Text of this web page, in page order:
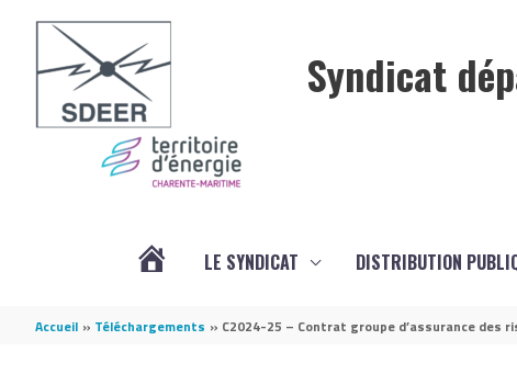
Syndicat
LE SYNDICAT DISTRIBUTION
Accueil Téléchargements C2024-25 – Contrat groupe d’assurance des